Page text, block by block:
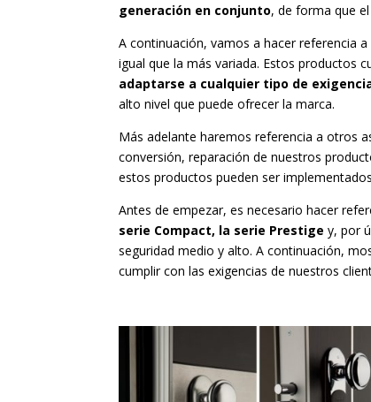
generación en conjunto, de forma que
A continuación, vamos a hacer referencia
igual que la más variada. Estos productos
adaptarse a cualquier tipo de
alto nivel que puede ofrecer la marca.
Más adelante haremos referencia a otros
conversión, reparación de nuestros
estos productos pueden ser
Antes de empezar, es necesario hacer
serie Compact, la serie Prestigey, por
seguridad medio y alto. A continuación,
cumplir con las exigencias de nuestros